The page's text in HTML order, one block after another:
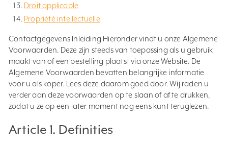
Droit applicable
Propriété intellectuelle
Contactgegevens Inleiding Hieronder vindt u onze Algemene
Voorwaarden. Deze zijn steeds van toepassing als u gebruik
maakt van of een bestelling plaatst via onze Website. De
Algemene Voorwaarden bevatten belangrijke informatie
voor u als koper. Lees deze daarom goed door. Wij raden u
verder aan deze voorwaarden op te slaan of af te drukken,
zodat u ze op een later moment nog eens kunt teruglezen.
Article 1. Definities